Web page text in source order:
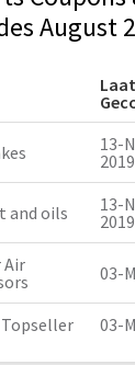
August
13-
2019
and oils
13-
2019
Air
03-
Topseller 03-